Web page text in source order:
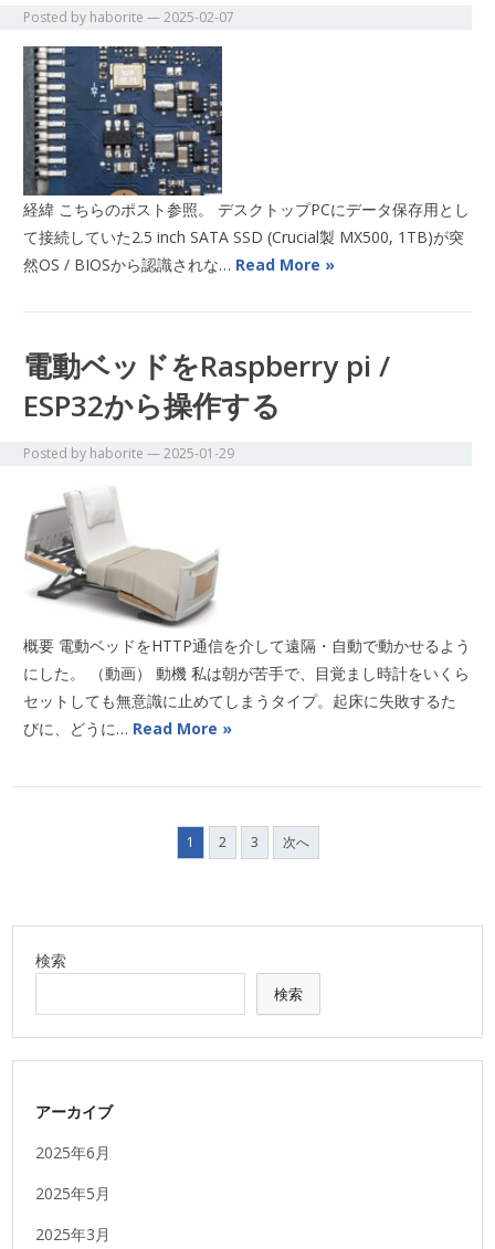
Posted by haborite —2025-02-07
経緯 こちらのポスト参照。 デスクトップPCにデータ保存用とし
て接続していた2.5 inch SATA SSD (Crucial製 MX500, 1TB)が突
然OS / BIOSから認識されな… Read More »
電動ベッドをRaspberry pi /
ESP32から操作する
Posted by haborite —2025-01-29
概要 電動ベッドをHTTP通信を介して遠隔・自動で動かせるよう
にした。 （動画） 動機 私は朝が苦手で、目覚まし時計をいくら
セットしても無意識に止めてしまうタイプ。起床に失敗するた
びに、どうに… Read More »
1 2 3 次へ
検索
検索
アーカイブ
2025年6月
2025年5月
2025年3月